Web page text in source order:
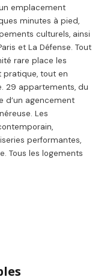
emplacement
minutes à pied,
culturels, ainsi
et La Défense. Tout
rare place les
tout en
29 appartements, du
d’un agencement
Les
performantes,
Tous les logements